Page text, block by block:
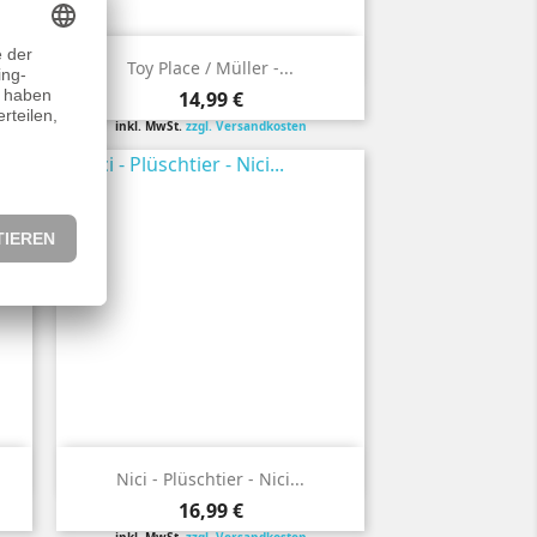
Toy Place / Müller -...
Preis
14,99 €
inkl. MwSt.zzgl. Versandkosten
 Vorschau
Nici - Plüschtier - Nici...
Preis
16,99 €
 Vorschau